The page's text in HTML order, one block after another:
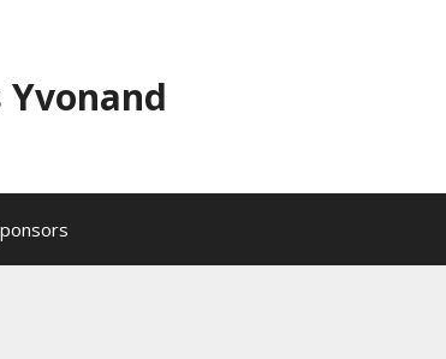
Yvonand